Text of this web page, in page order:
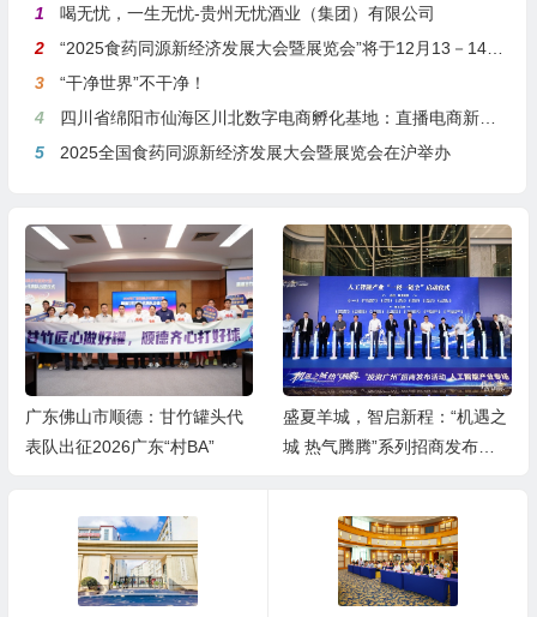
1
喝无忧，一生无忧-贵州无忧酒业（集团）有限公司
2
“2025食药同源新经济发展大会暨展览会”将于12月13－14日在沪举行
3
“干净世界”不干净！
4
四川省绵阳市仙海区川北数字电商孵化基地：直播电商新引擎，预计年产值达5亿
5
2025全国食药同源新经济发展大会暨展览会在沪举办
广东佛山市顺德：甘竹罐头代
表队出征2026广东“村BA”
盛夏羊城，智启新程：“机遇之
城 热气腾腾”系列招商发布活